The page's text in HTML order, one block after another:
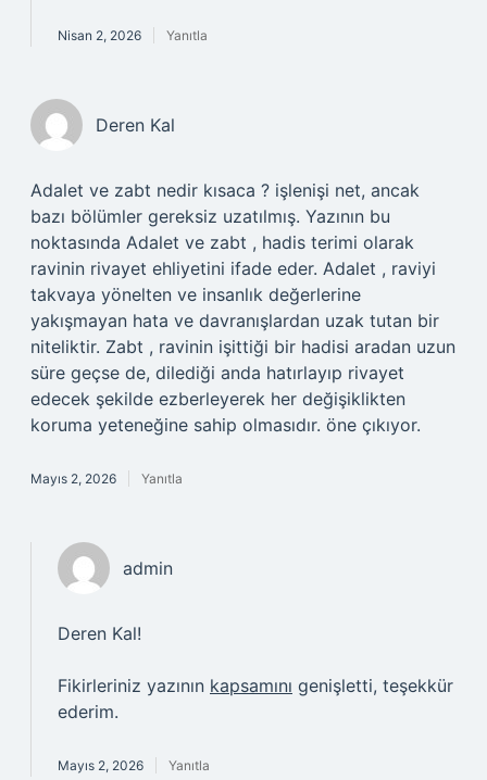
Nisan 2, 2026 Yanıtla
Deren Kal
Adalet ve zabt nedir kısaca ? işlenişi net, ancak
bazı bölümler gereksiz uzatılmış. Yazının bu
noktasında Adalet ve zabt , hadis terimi olarak
ravinin rivayet ehliyetini ifade eder. Adalet , raviyi
takvaya yönelten ve insanlık değerlerine
yakışmayan hata ve davranışlardan uzak tutan bir
niteliktir. Zabt , ravinin işittiği bir hadisi aradan uzun
süre geçse de, dilediği anda hatırlayıp rivayet
edecek şekilde ezberleyerek her değişiklikten
koruma yeteneğine sahip olmasıdır. öne çıkıyor.
Mayıs 2, 2026 Yanıtla
admin
Deren Kal!
Fikirleriniz yazının kapsamını genişletti, teşekkür
ederim.
Mayıs 2, 2026 Yanıtla